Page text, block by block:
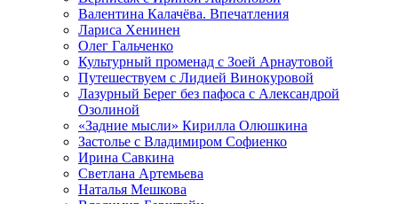
Валентина Калачёва. Впечатления
Лариса Хенинен
Олег Гальченко
Культурный променад с Зоей Арнаутовой
Путешествуем с Лидией Винокуровой
Лазурный Берег без пафоса с Александрой
Озолиной
«Задние мысли» Кирилла Олюшкина
Застолье с Владимиром Софиенко
Ирина Савкина
Светлана Артемьева
Наталья Мешкова